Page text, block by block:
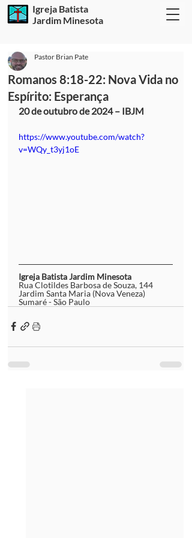
Igreja Batista
Jardim Minesota
Romanos 8:18-22: Nova Vida no
Espírito: Esperança
Pastor Brian Pate
20 de outubro de 2024 – IBJM
https://www.youtube.com/watch?
v=WQy_t3yj1oE
Igreja Batista Jardim Minesota
Rua Clotildes Barbosa de Souza, 144
Jardim Santa Maria (Nova Veneza)
Sumaré - São Paulo